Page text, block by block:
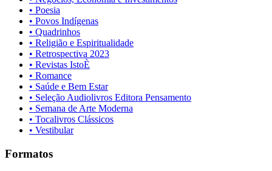
• Poesia
• Povos Indígenas
• Quadrinhos
• Religião e Espiritualidade
• Retrospectiva 2023
• Revistas IstoÈ
• Romance
• Saúde e Bem Estar
• Seleção Audiolivros Editora Pensamento
• Semana de Arte Moderna
• Tocalivros Clássicos
• Vestibular
Formatos